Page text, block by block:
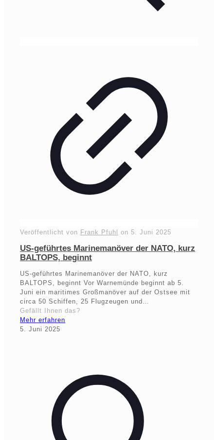
Veröffentlicht von Frank Pfuhl on 5. Juni 2025
US-geführtes Marinemanöver der NATO, kurz
BALTOPS, beginnt
US-geführtes Marinemanöver der NATO, kurz
BALTOPS, beginnt Vor Warnemünde beginnt ab 5.
Juni ein maritimes Großmanöver auf der Ostsee mit
circa 50 Schiffen, 25 Flugzeugen und…
Gefällt Ihnen das?
Mehr erfahren
5. Juni 2025